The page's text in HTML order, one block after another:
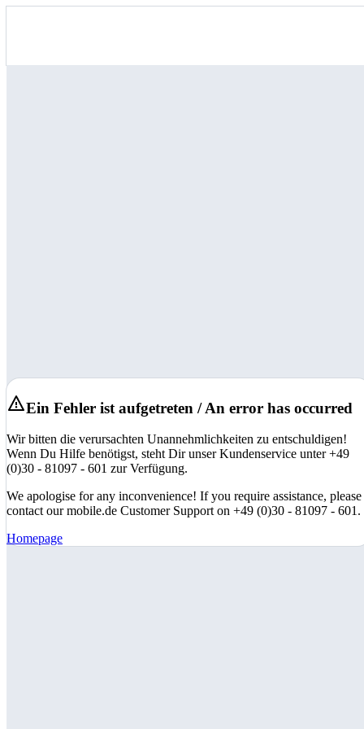
Ein Fehler ist aufgetreten / An error has occurred
Wir bitten die verursachten Unannehmlichkeiten zu entschuldigen!
Wenn Du Hilfe benötigst, steht Dir unser Kundenservice unter +49
(0)30 - 81097 - 601 zur Verfügung.
We apologise for any inconvenience! If you require assistance, please
contact our mobile.de Customer Support on +49 (0)30 - 81097 - 601.
Homepage